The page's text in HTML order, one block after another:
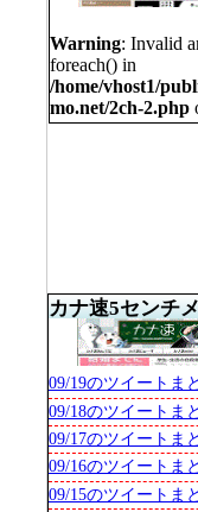
い
Warning: Invalid
foreach() in
/home/vhost1/
mo.net/2ch-2.php
カナ速5センチ
09/19のツイートま
09/18のツイートま
09/17のツイートま
09/16のツイートま
09/15のツイートま